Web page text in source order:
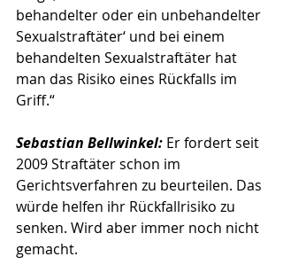
behandelter oder ein unbehandelter
Sexualstraftäter‘ und bei einem
behandelten Sexualstraftäter hat
man das Risiko eines Rückfalls im
Griff.“
Sebastian Bellwinkel: Er fordert seit
2009 Straftäter schon im
Gerichtsverfahren zu beurteilen. Das
würde helfen ihr Rückfallrisiko zu
senken. Wird aber immer noch nicht
gemacht.